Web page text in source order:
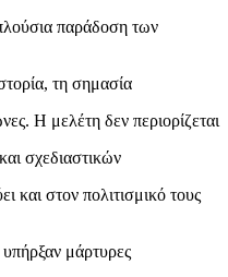
παράδοση των
τη σημασία
Η μελέτη δεν περιορίζεται
σχεδιαστικών
και στον πολιτισμικό τους
μάρτυρες